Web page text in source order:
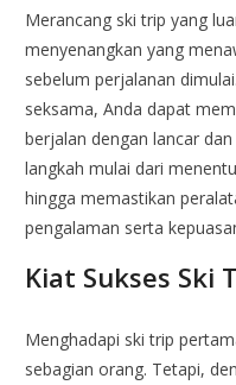
Merancang ski trip yang
menyenangkan yang
sebelum perjalanan
seksama, Anda dapat
berjalan dengan lancar
langkah mulai dari
hingga memastikan
pengalaman serta
Kiat Sukses Ski
Menghadapi ski trip
sebagian orang. Tetapi,